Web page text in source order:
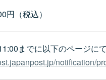
（税込）
までに以下のページにて
notification/